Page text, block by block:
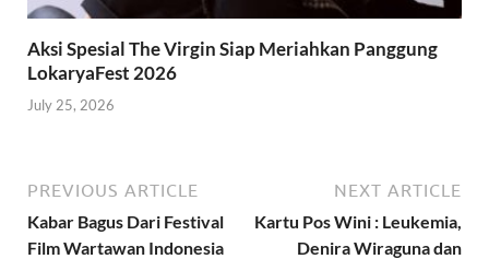
Aksi Spesial The Virgin Siap Meriahkan Panggung
LokaryaFest 2026
July 25, 2026
PREVIOUS ARTICLE
Kabar Bagus Dari Festival
Film Wartawan Indonesia
NEXT ARTICLE
Kartu Pos Wini : Leukemia,
Denira Wiraguna dan